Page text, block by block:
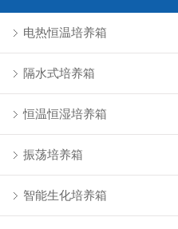
电热恒温培养箱
隔水式培养箱
恒温恒湿培养箱
振荡培养箱
智能生化培养箱